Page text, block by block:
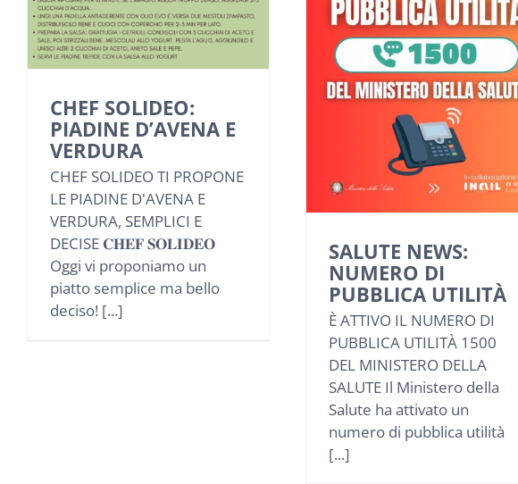
CHEF SOLIDEO:
PIADINE D’AVENA E
VERDURA
CHEF SOLIDEO TI PROPONE
LE PIADINE D'AVENA E
VERDURA, SEMPLICI E
DECISE 𝐂𝐇𝐄𝐅 𝐒𝐎𝐋𝐈𝐃𝐄𝐎
Oggi vi proponiamo un
piatto semplice ma bello
deciso! [...]
SALUTE NEWS:
NUMERO DI
PUBBLICA UTILITÀ
È ATTIVO IL NUMERO DI
PUBBLICA UTILITÀ 1500
DEL MINISTERO DELLA
SALUTE Il Ministero della
Salute ha attivato un
numero di pubblica utilità
[...]